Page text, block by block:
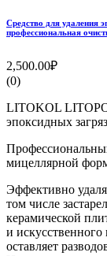
Средство для удаления
профессиональная
2,500.00₽
(0)
LITOKOL
эпоксидных
мицеллярной
Эффективно
том числе
керамической
и
оставляет